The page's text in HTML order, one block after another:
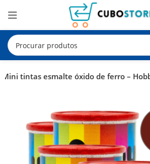
Mini tintas esmalte óxido de ferro –